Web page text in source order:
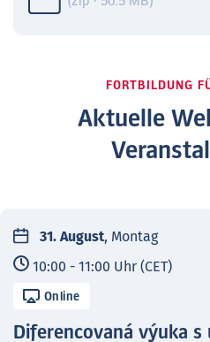
FORTBILDUNG
Aktuelle
31. August, Montag
10:00 - 11:00 Uhr (CET)
Online
Diferencovaná výuka